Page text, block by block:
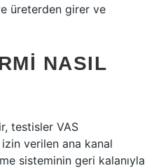
üreterden girer ve
NASIL
testisler VAS
izin verilen ana kanal
sisteminin geri kalanıyla